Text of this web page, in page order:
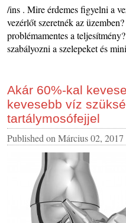
/ins . Mire érdemes figyelni a
vezérlőt szeretnék az
problémamentes a
szabályozni a szelepeket és
Akár 60%-kal
kevesebb víz
tartálymosófejjel
Published on Március 02, 2017